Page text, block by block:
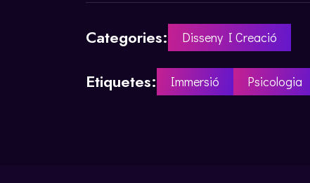
Categories: Disseny I Creació
Etiquetes: Immersió Psicologia